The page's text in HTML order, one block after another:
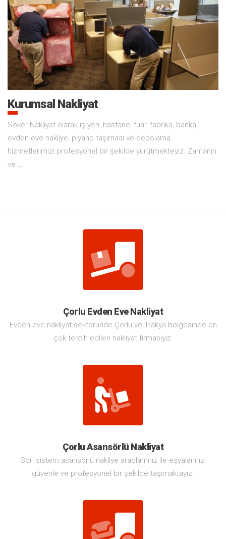
Çorlu Kurumsal Nakliyat
Kurumsal Nakliyat
Söker Nakliyat olarak iş yeri, hastane, fuar, fabrika, banka,
evden eve nakliye, piyano taşıması ve depolama
hizmetlerimizi profesyonel bir şekilde yürütmekteyiz. Zamanın
ve ...
Çorlu Evden Eve Nakliyat
Evden eve nakliyat sektöründe Çorlu ve Trakya bölgesinde en
çok tercih edilen nakliyat firmasıyız.
Çorlu Asansörlü Nakliyat
Son sistem asansörlü nakliye araçlarımız ile eşyalarınızı
güvenle ve profesyonel bir şekilde taşımaktayız.